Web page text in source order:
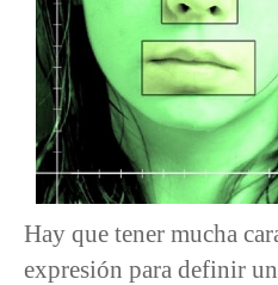
Hay que tener mucha
expresión para definir